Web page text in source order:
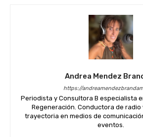
Andrea Mendez
https://
Periodista y Consultora B especialista
Regeneración. Conductora de radio
trayectoria en medios de
eventos.